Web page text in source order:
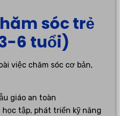
sóc trẻ
6 tuổi)
việc chăm sóc cơ bản,
giáo an toàn
tập, phát triển kỹ năng